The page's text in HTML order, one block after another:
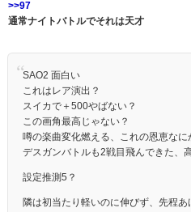
>>97
通常ナイトバトルでそれは天才
SAO2 面白い
これはレア演出？
スイカで＋500やばない？
この画角最高じゃない？
噂の楽曲変化燃える、これの恩恵なに
デスガンバトルも2戦目飛んできた、
設定推測5？
隣は初当たり軽いのに伸びず、先程